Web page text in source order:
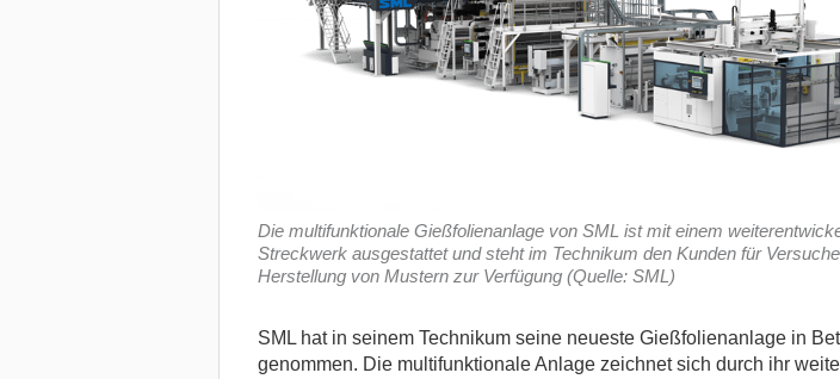
Die multifunktionale Gießfolienanlage von SML ist mit einem
Streckwerk ausgestattet und steht im Technikum den Kunden für
Herstellung von Mustern zur Verfügung (Quelle: SML)
SML hat in seinem Technikum seine neueste Gießfolienanlage in
genommen. Die multifunktionale Anlage zeichnet sich durch ihr